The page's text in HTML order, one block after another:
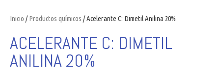
Inicio /Productos químicos / Acelerante C: Dimetil Anilina 20%
ACELERANTE C: DIMETIL
ANILINA 20%